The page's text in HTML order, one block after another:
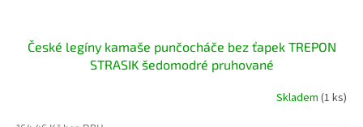
České legíny kamaše punčocháče bez ťapek TREPON
STRASIK šedomodré pruhované
Skladem (1 ks)